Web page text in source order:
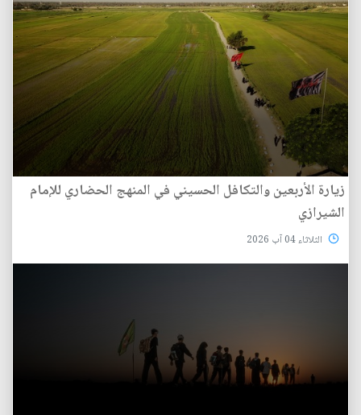
زيارة الأربعين والتكافل الحسيني في المنهج الحضاري للإمام
الشيرازي
الثلاثاء 04 آب 2026